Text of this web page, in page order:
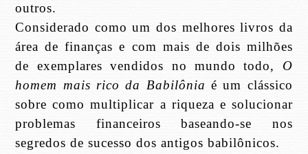
outros.
Considerado como um dos melhores livros da
área de finanças e com mais de dois milhões
de exemplares vendidos no mundo todo, O
homem mais rico da Babilônia é um clássico
sobre como multiplicar a riqueza e solucionar
problemas financeiros baseando-se nos
segredos de sucesso dos antigos babilônicos.